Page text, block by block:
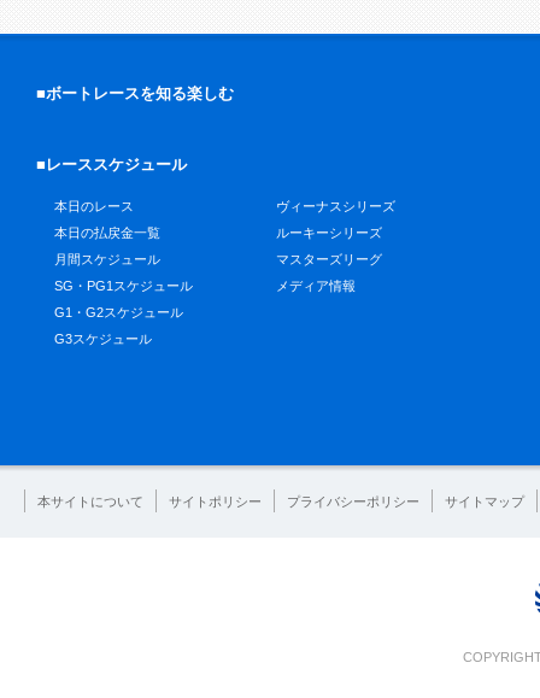
■ボートレースを知る楽しむ
■レーススケジュール
本日のレース
本日の払戻金一覧
月間スケジュール
SG・PG1スケジュール
G1・G2スケジュール
G3スケジュール
ヴィーナスシリーズ
ルーキーシリーズ
マスターズリーグ
メディア情報
本サイトについて サイトポリシー プライバシーポリシー サイトマップ